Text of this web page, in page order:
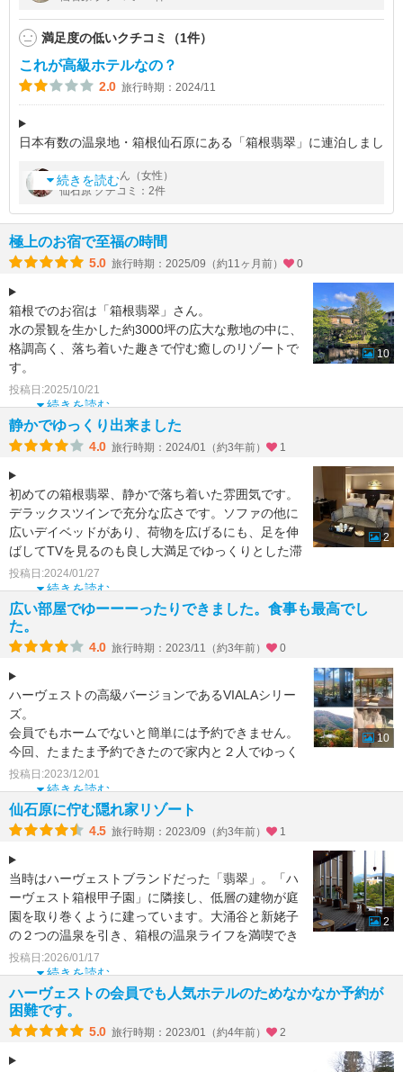
個人的には夜ご飯はハーヴェストのビュッフェがおすすめです。
満足度の低いクチコミ（1件）
これが高級ホテルなの？
2.0 旅行時期：2024/11
日本有数の温泉地・箱根仙石原にある「箱根翡翠」に連泊しまし
雨が降り続いていました。高級ホテルに囲まれた一角にあるのは
東急ハーベストグループの翡
続きを読む
by愛さん さん（女性）
仙石原 クチコミ：2件
極上のお宿で至福の時間
5.0 旅行時期：2025/09（約11ヶ月前） 0
箱根でのお宿は「箱根翡翠」さん。
水の景観を生かした約3000坪の広大な敷地の中に、
格調高く、落ち着いた趣きで佇む癒しのリゾートで
す。
お部屋は、温泉内風呂付き和洋室、とても広くてゆ
ったりと寛げま
続きを読む
投稿日:2025/10/21
10
静かでゆっくり出来ました
4.0 旅行時期：2024/01（約3年前） 1
初めての箱根翡翠、静かで落ち着いた雰囲気です。
デラックスツインで充分な広さです。ソファの他に
広いデイベッドがあり、荷物を広げるにも、足を伸
ばしてTVを見るのも良し大満足でゆっくりとした滞
在でした。朝食
続きを読む
投稿日:2024/01/27
2
広い部屋でゆーーーったりできました。食事も最高でし
た。
4.0 旅行時期：2023/11（約3年前） 0
ハーヴェストの高級バージョンであるVIALAシリー
ズ。
会員でもホームでないと簡単には予約できません。
今回、たまたま予約できたので家内と２人でゆっく
りしてきました。
初めて温泉付きではない部屋
続きを読む
投稿日:2023/12/01
10
仙石原に佇む隠れ家リゾート
4.5 旅行時期：2023/09（約3年前） 1
当時はハーヴェストブランドだった「翡翠」。「ハ
ーヴェスト箱根甲子園」に隣接し、低層の建物が庭
園を取り巻くように建っています。大涌谷と新姥子
の２つの温泉を引き、箱根の温泉ライフを満喫でき
ます。大きな窓か
続きを読む
投稿日:2026/01/17
2
ハーヴェストの会員でも人気ホテルのためなかなか予約が
困難です。
5.0 旅行時期：2023/01（約4年前） 2